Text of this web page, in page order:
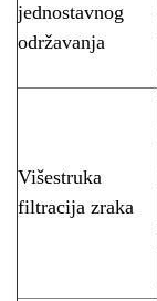
jednostavnog
održavanja
Višestruka
filtracija zraka